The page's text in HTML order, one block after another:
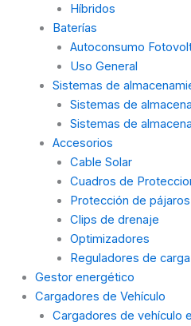
Híbridos
Baterías
Autoconsumo
Uso General
Sistemas de
Sistemas de
Sistemas de
Accesorios
Cable Solar
Cuadros de
Protección de pájaros
Clips de drenaje
Optimizadores
Reguladores de carga
Gestor energético
Cargadores de Vehículo
Cargadores de vehículo